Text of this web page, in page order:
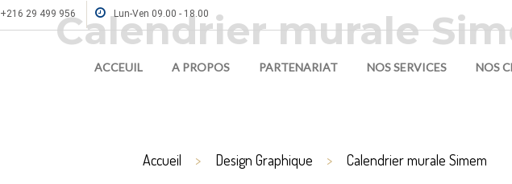
29 499 956 Lun-Ven 09.00 - 18.00
ACCEUIL A PROPOS PARTENARIAT NOS SERVICES NOS
Calendrier murale
Accueil Design Graphique Calendrier murale Simem